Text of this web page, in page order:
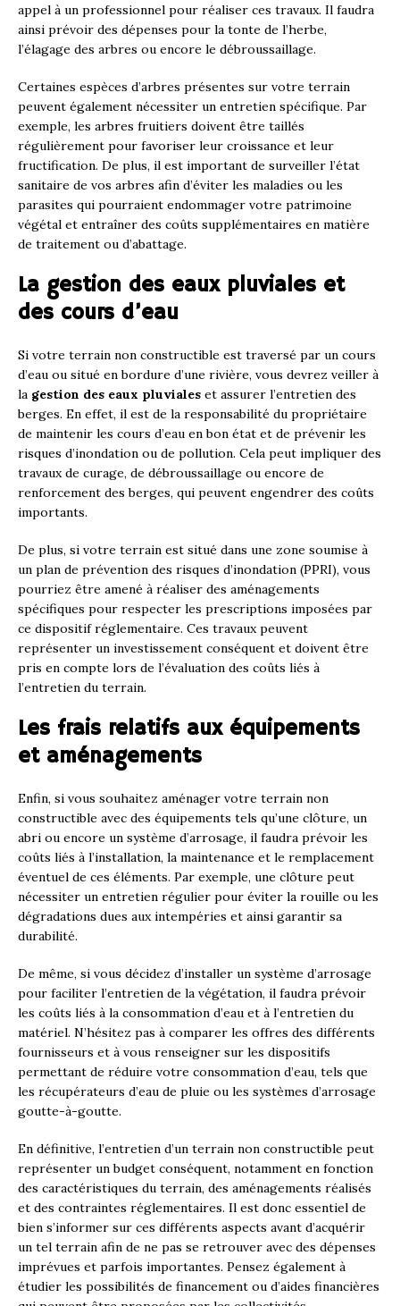
appel à un professionnel pour réaliser ces travaux. Il faudra
ainsi prévoir des dépenses pour la tonte de l’herbe,
l’élagage des arbres ou encore le débroussaillage.
Certaines espèces d’arbres présentes sur votre terrain
peuvent également nécessiter un entretien spécifique. Par
exemple, les arbres fruitiers doivent être taillés
régulièrement pour favoriser leur croissance et leur
fructification. De plus, il est important de surveiller l’état
sanitaire de vos arbres afin d’éviter les maladies ou les
parasites qui pourraient endommager votre patrimoine
végétal et entraîner des coûts supplémentaires en matière
de traitement ou d’abattage.
La gestion des eaux pluviales et
des cours d’eau
Si votre terrain non constructible est traversé par un cours
d’eau ou situé en bordure d’une rivière, vous devrez veiller à
la gestion des eaux pluviales et assurer l’entretien des
berges. En effet, il est de la responsabilité du propriétaire
de maintenir les cours d’eau en bon état et de prévenir les
risques d’inondation ou de pollution. Cela peut impliquer des
travaux de curage, de débroussaillage ou encore de
renforcement des berges, qui peuvent engendrer des coûts
importants.
De plus, si votre terrain est situé dans une zone soumise à
un plan de prévention des risques d’inondation (PPRI), vous
pourriez être amené à réaliser des aménagements
spécifiques pour respecter les prescriptions imposées par
ce dispositif réglementaire. Ces travaux peuvent
représenter un investissement conséquent et doivent être
pris en compte lors de l’évaluation des coûts liés à
l’entretien du terrain.
Les frais relatifs aux équipements
et aménagements
Enfin, si vous souhaitez aménager votre terrain non
constructible avec des équipements tels qu’une clôture, un
abri ou encore un système d’arrosage, il faudra prévoir les
coûts liés à l’installation, la maintenance et le remplacement
éventuel de ces éléments. Par exemple, une clôture peut
nécessiter un entretien régulier pour éviter la rouille ou les
dégradations dues aux intempéries et ainsi garantir sa
durabilité.
De même, si vous décidez d’installer un système d’arrosage
pour faciliter l’entretien de la végétation, il faudra prévoir
les coûts liés à la consommation d’eau et à l’entretien du
matériel. N’hésitez pas à comparer les offres des différents
fournisseurs et à vous renseigner sur les dispositifs
permettant de réduire votre consommation d’eau, tels que
les récupérateurs d’eau de pluie ou les systèmes d’arrosage
goutte-à-goutte.
En définitive, l’entretien d’un terrain non constructible peut
représenter un budget conséquent, notamment en fonction
des caractéristiques du terrain, des aménagements réalisés
et des contraintes réglementaires. Il est donc essentiel de
bien s’informer sur ces différents aspects avant d’acquérir
un tel terrain afin de ne pas se retrouver avec des dépenses
imprévues et parfois importantes. Pensez également à
étudier les possibilités de financement ou d’aides financières